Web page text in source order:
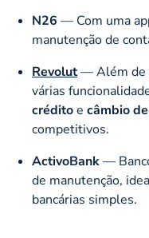
N26 — Com uma
manutenção de
Revolut— Além de
várias
créditoe câmbio
competitivos.
ActivoBank—
de manutenção,
bancárias simples.